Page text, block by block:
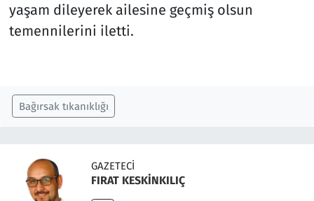
yaşam dileyerek ailesine geçmiş olsun
temennilerini iletti.
Bağırsak tıkanıklığı
GAZETECI
FIRAT KESKİNKILIÇ